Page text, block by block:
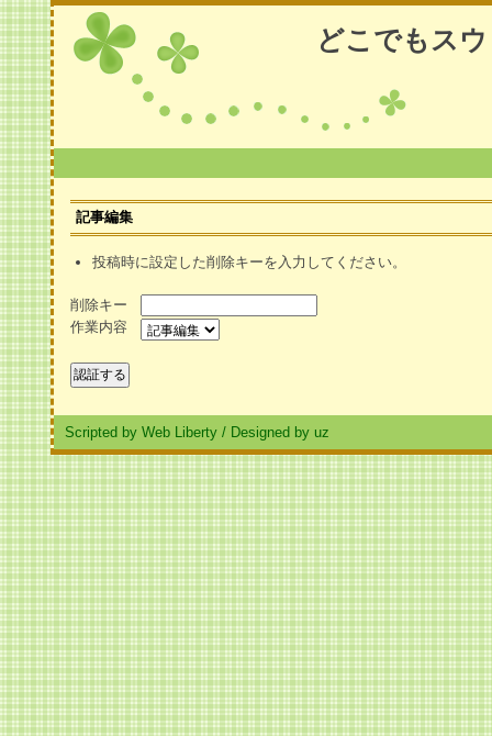
どこでもス
記事編集
投稿時に設定した削除キーを入力してください。
削除キー
作業内容
Scripted by Web Liberty / Designed by uz